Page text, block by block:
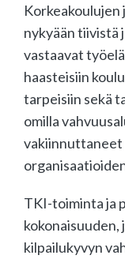
Korkeakoulujen
nykyään tiivistä
vastaavat
haasteisiin
tarpeisiin sekä
omilla
vakiinnuttaneet
TKI-toiminta ja
kilpailukyvyn